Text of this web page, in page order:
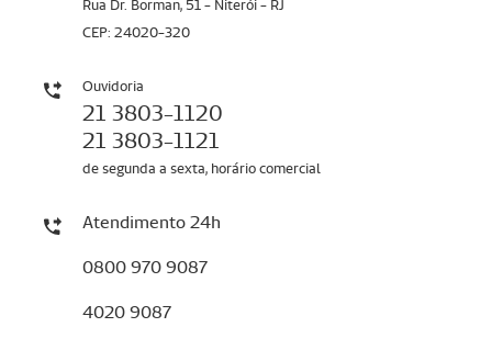
Rua Dr. Borman, 51 - Niterói - RJ
CEP: 24020-320
Ouvidoria
21 3803-1120
21 3803-1121
de segunda a sexta, horário comercial
Atendimento 24h
0800 970 9087
4020 9087